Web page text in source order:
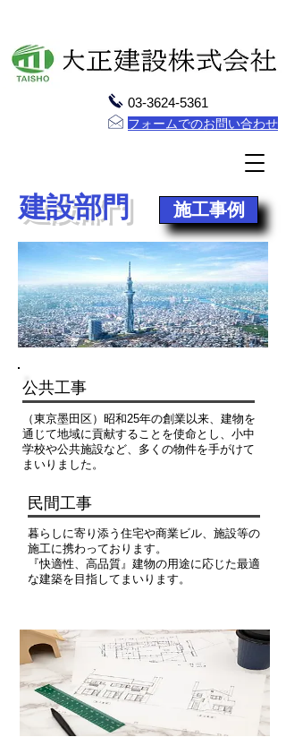
03-3624-5361
フォームでのお問い合わせ
建設部門 施工事例
公共工事
（東京墨田区）昭和25年の創業以来、建物を
通じて地域に貢献することを使命とし、小中
学校や公共施設など、多くの物件を手がけて
まいりました。
​民間工事
暮らしに寄り添う住宅や商業ビル、施設等の
施工に携わっております。
『快適性、高品質』建物の用途に応じた最適
な建築を目指してまいります。​